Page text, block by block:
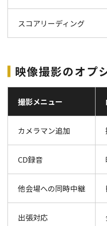
スコアリーディング
映像撮影のオプ
撮影メニュー
カメラマン追加
CD録音
他会場への同時中継
出張対応